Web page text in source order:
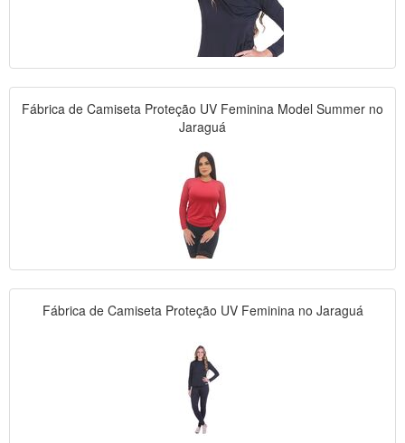
Fábrica de Camiseta Proteção UV Feminina Model Summer no
Jaraguá
Fábrica de Camiseta Proteção UV Feminina no Jaraguá